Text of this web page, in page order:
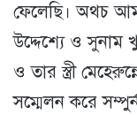
ফেলেছি। অথচ
উদ্দেশ্যে ও সুনাম
ও তার স্ত্রী
সম্মেলন করে